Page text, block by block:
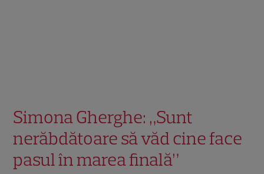
Simona Gherghe: „Sunt
nerăbdătoare să văd cine face
pasul în marea finală”